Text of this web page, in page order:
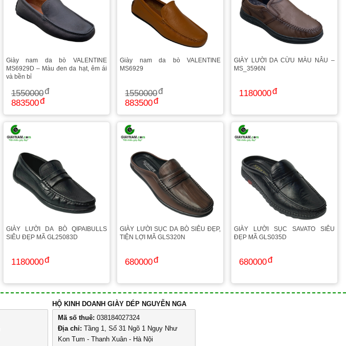
Giày nam da bò VALENTINE
MS6929D – Màu đen da hạt, êm ái
và bền bỉ
1550000
883500
Giày nam da bò VALENTINE
MS6929
1550000
883500
GIÀY LƯỜI DA CỪU MÀU NÂU –
MS_3596N
1180000
GIÀY LƯỜI DA BÒ QIPAIBULLS
SIÊU ĐẸP MÃ GL25083D
1180000
GIÀY LƯỜI SỤC DA BÒ SIÊU ĐẸP,
TIỆN LỢI MÃ GLS320N
680000
GIÀY LƯỜI SỤC SAVATO SIÊU
ĐẸP MÃ GLS035D
680000
HỘ KINH DOANH GIÀY DÉP NGUYỄN NGA
Mã số thuê: 038184027324
Địa chỉ: Tầng 1, Số 31 Ngõ 1 Ngụy Như
Kon Tum - Thanh Xuân - Hà Nội